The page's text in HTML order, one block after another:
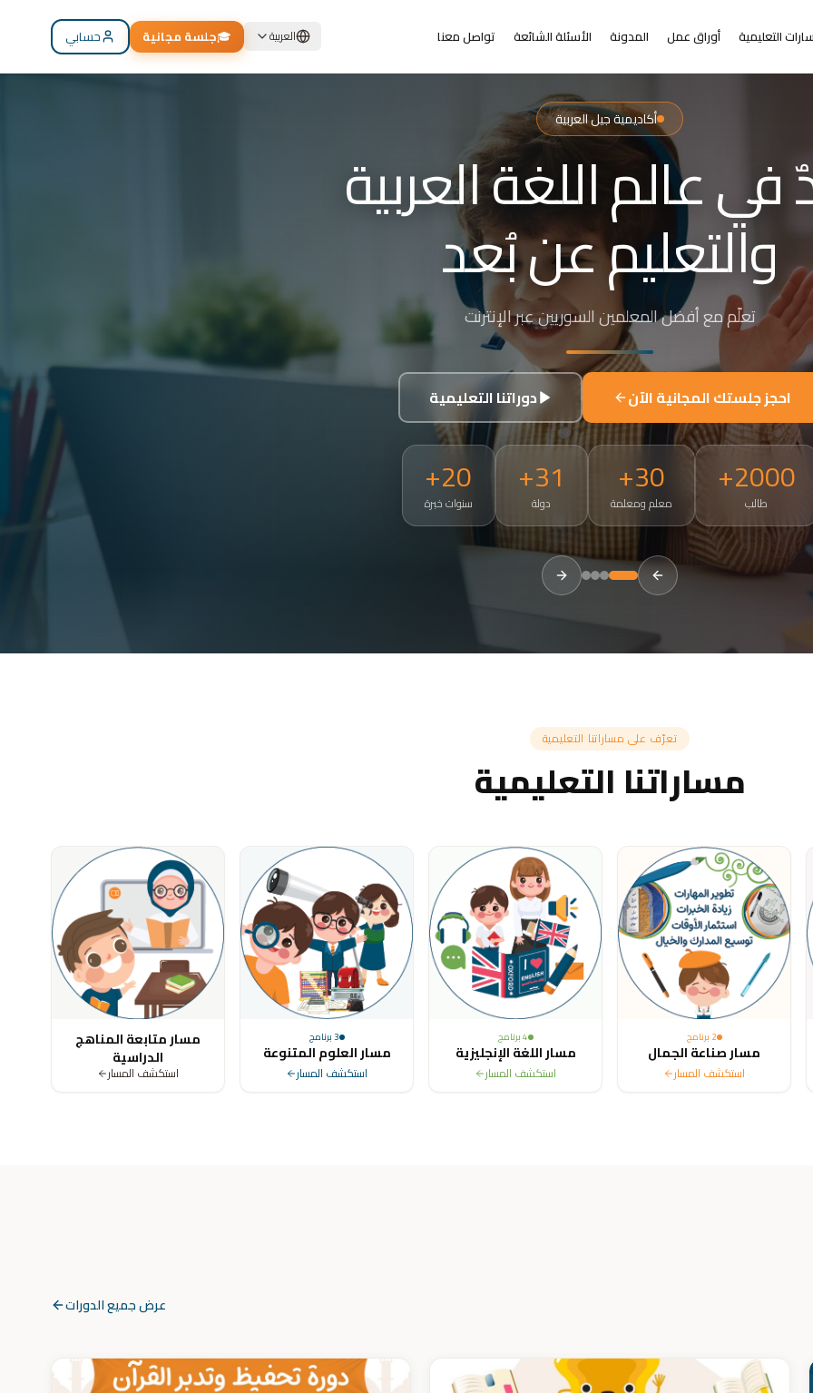
التعليمية أوراق عمل المدونة الأسئلة الشائعة تواصل معنا العربية 🎓جلسة مجانية حسابي
30+ specialist Syrian teachers. 2000+ students from 31 countries. Small groups of 3-5, 50-minute live sessions, ages 4 and
Morocco, Algeria, Turkey, Germany, United Kingdom, United States, Canada, Australia, France, Sweden, Netherlands,
أكاديمية جيل العربية
التعلم عن بُعد
من البعد عن التعليم
+٢٠٠٠ طالب من ٣١+ دولة حول العالم
احجز جلستك المجانية الآن دوراتنا التعليمية
2000+
طالب
30+
معلم ومعلمة
31+
دولة
20+
سنوات خبرة
تعرّف على مساراتنا التعليمية
مساراتنا التعليمية
2 برنامج
مسار صناعة الجمال
استكشف المسار
4برنامج
مسار اللغة الإنجليزية
استكشف المسار
3برنامج
مسار العلوم المتنوعة
استكشف المسار
مسار متابعة المناهج
الدراسية
استكشف المسار
عرض جميع الدورات